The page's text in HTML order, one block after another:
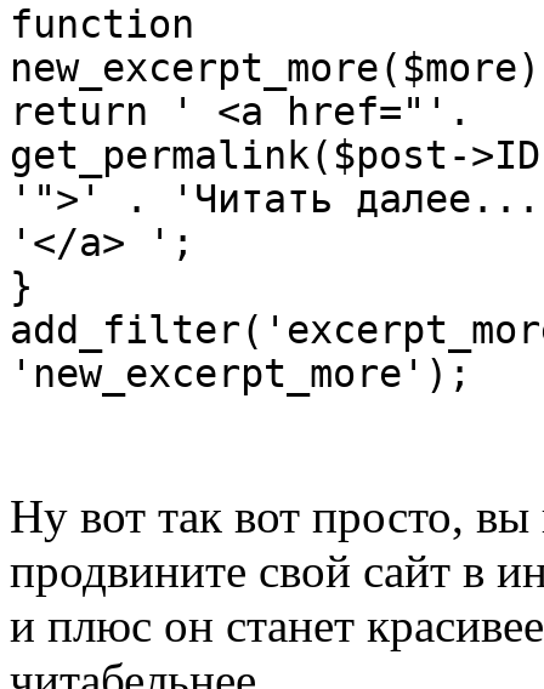
function
return ' <a href="'.
get_permalink($post-
'">' . 'Читать
'</a> ';
}
'new_excerpt_more');
Ну вот так вот просто,
продвините свой сайт в
и плюс он станет